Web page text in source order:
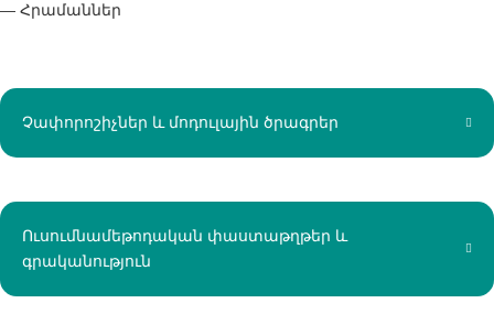
— Հրամաններ
Չափորոշիչներ և մոդուլային ծրագրեր
Ուսումնամեթոդական փաստաթղթեր և
գրականություն